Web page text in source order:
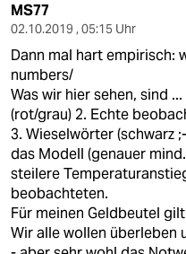
MS77
02.10.2019 , 05:15 Uhr
Dann mal hart empirisch:
numbers/
Was wir hier sehen, sind
(rot/grau) 2. Echte
3. Wieselwörter (schwarz
das Modell (genauer
steilere
beobachteten.
Für meinen Geldbeutel
Wir alle wollen überleben